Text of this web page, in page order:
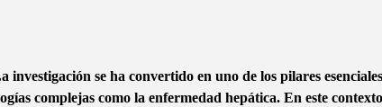
se ha convertido en uno de los pilares
complejas como la enfermedad hepática. En este